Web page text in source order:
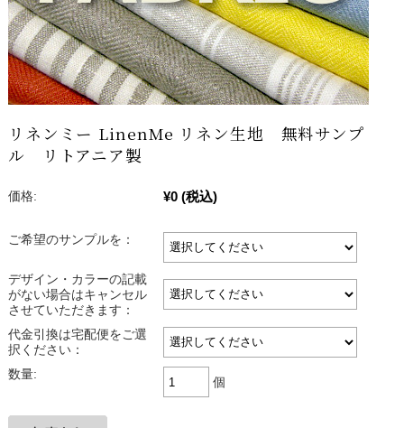
リネンミー LinenMe リネン生地 無料サンプ
ル リトアニア製
価格: ¥0 (税込)
ご希望のサンプルを：
デザイン・カラーの記載
がない場合はキャンセル
させていただきます：
代金引換は宅配便をご選
択ください：
数量:
個